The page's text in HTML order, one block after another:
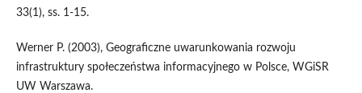
33(1), ss. 1-15.
Werner P. (2003), Geograficzne uwarunkowania rozwoju
infrastruktury społeczeństwa informacyjnego w Polsce, WGiSR
UW Warszawa.